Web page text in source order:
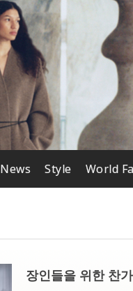
News Style World
장인들을 위한 찬